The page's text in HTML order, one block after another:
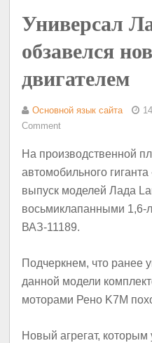
Универсал
обзавелся
двигателем
Основной язык сайта
Comment
На производственной
автомобильного
выпуск моделей Лада
восьмиклапанными 1,6-
ВАЗ-11189.
Подчеркнем, что ранее
данной модели
моторами Рено K7M
Новый агрегат,